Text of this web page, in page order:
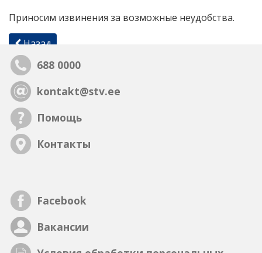
Приносим извинения за возможные неудобства.
Назад
688 0000
kontakt@stv.ee
Помощь
Контакты
Facebook
Вакансии